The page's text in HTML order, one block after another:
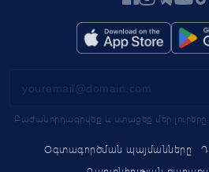
Օգտագործման պայմանները
Բաժանորդագրվեք և ստացեք մեր լուրերը